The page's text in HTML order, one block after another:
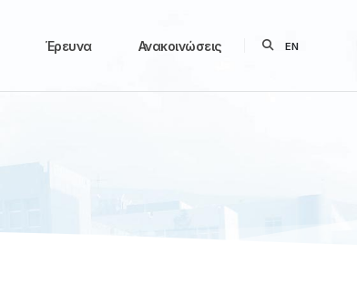
Έρευνα Ανακοινώσεις EN